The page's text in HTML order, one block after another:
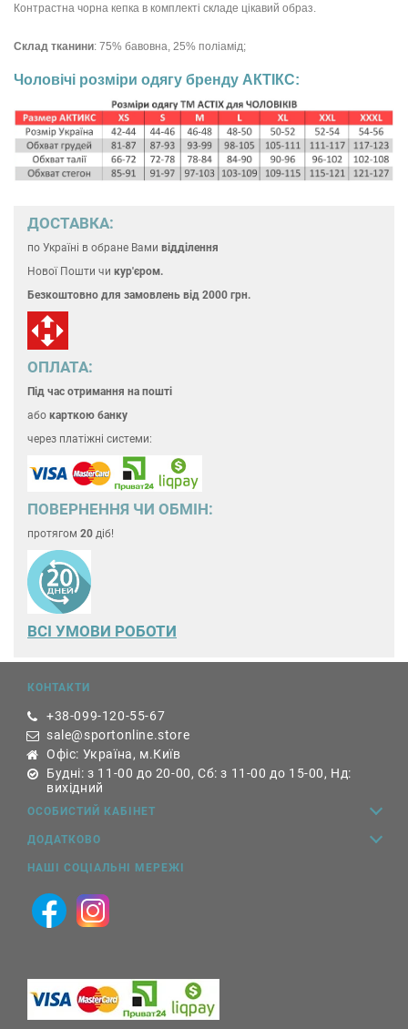
Контрастна чорна кепка в комплекті складе цікавий образ.
Склад тканини: 75% бавовна, 25% поліамід;
Чоловічі розміри одягу бренду АКТІКС:
ДОСТАВКА:
по Україні в обране Вами відділення
Нової Пошти чи кур'єром.
Безкоштовно для замовлень від 2000 грн.
ОПЛАТА:
Під час отримання на пошті
або карткою банку
через платіжні системи:
ПОВЕРНЕННЯ ЧИ ОБМІН:
протягом 20 діб!
ВСІ УМОВИ РОБОТИ
КОНТАКТИ
+38-099-120-55-67
sale@sportonline.store
Офіс: Україна, м.Київ
Будні: з 11-00 до 20-00, Сб: з 11-00 до 15-00, Нд:
вихідний
ОСОБИСТИЙ КАБІНЕТ
ДОДАТКОВО
НАШІ СОЦІАЛЬНІ МЕРЕЖІ